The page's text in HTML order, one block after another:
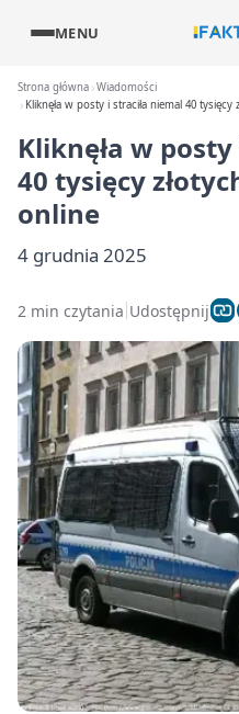
MENU
Strona główna Wiadomości
Kliknęła w posty i straciła niemal 40
Kliknęła w
40 tysięcy
online
4 grudnia 2025
2 min czytania Udostępnij